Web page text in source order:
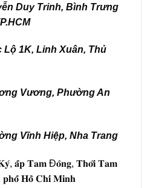
Duy Trinh, Bình Trưng
Lộ 1K, Linh Xuân, Thủ
Vương, Phường An
Vĩnh Hiệp, Nha Trang
𝐚̂́𝐩 𝐓𝐚𝐦 Đ𝐨̂𝐧𝐠, 𝐓𝐡𝐨̛́𝐢 𝐓𝐚𝐦
𝐇𝐨̂̀ 𝐂𝐡𝐢́ 𝐌𝐢𝐧𝐡